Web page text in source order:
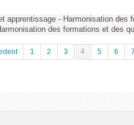
apprentissage - Harmonisation des
des formations et des
1 2 3 4 5 6